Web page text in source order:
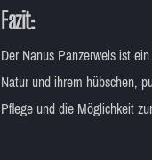
Fazit:
Der Nanus Panzerwels ist
Natur und ihrem hübschen,
Pflege und die Möglichkeit